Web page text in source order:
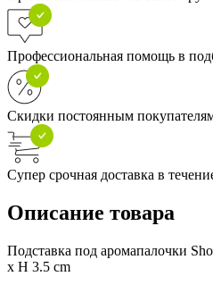
Профессиональная помощь в
Скидки постоянным
Супер срочная доставка в
Описание товара
Подставка под аромапалочки
x H 3.5 cm